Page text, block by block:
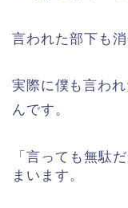
言われた部下も
実際に僕も言わ
んです。
「言っても無駄
まいます。